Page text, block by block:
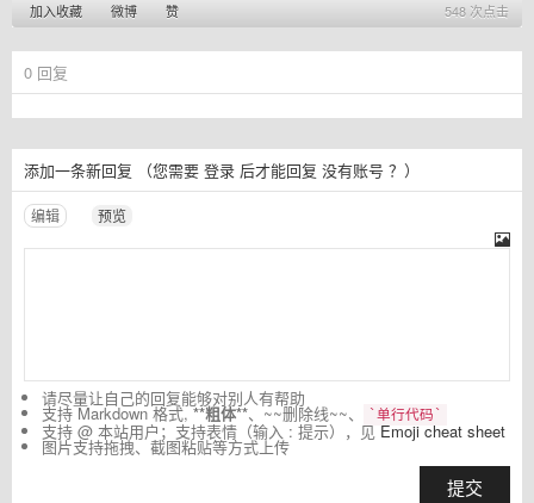
548 次点击
加入收藏 微博 赞
0 回复
添加一条新回复 （您需要 登录 后才能回复 没有账号 ？）
编辑 预览
请尽量让自己的回复能够对别人有帮助
支持 Markdown 格式,**粗体**、~~删除线~~、 `单行代码`
支持 @ 本站用户；支持表情（输入 : 提示），见 Emoji cheat sheet
图片支持拖拽、截图粘贴等方式上传
提交